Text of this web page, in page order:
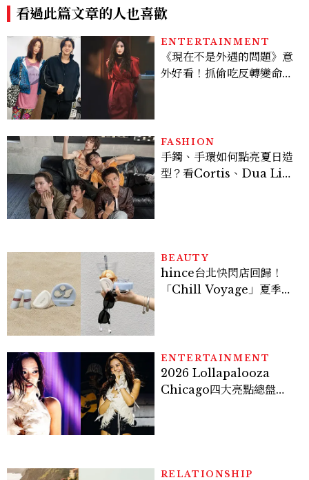
看過此篇文章的人也喜歡
ENTERTAINMENT
《現在不是外遇的問題》意
外好看！抓偷吃反轉變命
看點懶人包
FASHION
手鐲、手環如何點亮夏日造
型？看Cortis、Dua Lip
BEAUTY
hince台北快閃店回歸！
「Chill Voyage」夏季限
ENTERTAINMENT
2026 Lollapalooza
Chicago四大亮點總盤
RELATIONSHIP